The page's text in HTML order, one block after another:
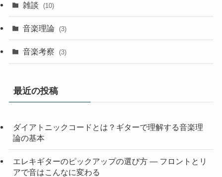
雑談 (10)
音楽理論 (3)
音楽考察 (3)
最近の投稿
ダイアトニックコードとは？ギターで理解する音楽理
論の基本
エレキギターのピックアップの選び方 — フロントとリ
アで音はこんなに変わる